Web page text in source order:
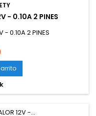
- 0.10A 2 PINES
- 0.10A 2 PINES